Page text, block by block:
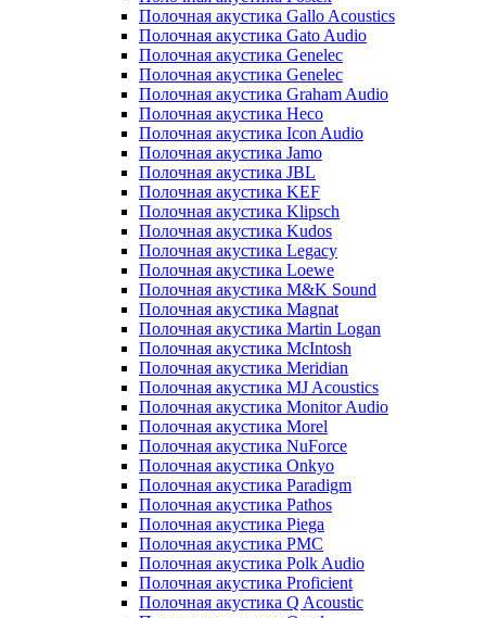
Полочная акустика Gallo Acoustics
Полочная акустика Gato Audio
Полочная акустика Genelec
Полочная акустика Genelec
Полочная акустика Graham Audio
Полочная акустика Heco
Полочная акустика Icon Audio
Полочная акустика Jamo
Полочная акустика JBL
Полочная акустика KEF
Полочная акустика Klipsch
Полочная акустика Kudos
Полочная акустика Legacy
Полочная акустика Loewe
Полочная акустика M&K Sound
Полочная акустика Magnat
Полочная акустика Martin Logan
Полочная акустика McIntosh
Полочная акустика Meridian
Полочная акустика MJ Acoustics
Полочная акустика Monitor Audio
Полочная акустика Morel
Полочная акустика NuForce
Полочная акустика Onkyo
Полочная акустика Paradigm
Полочная акустика Pathos
Полочная акустика Piega
Полочная акустика PMC
Полочная акустика Polk Audio
Полочная акустика Proficient
Полочная акустика Q Acoustic